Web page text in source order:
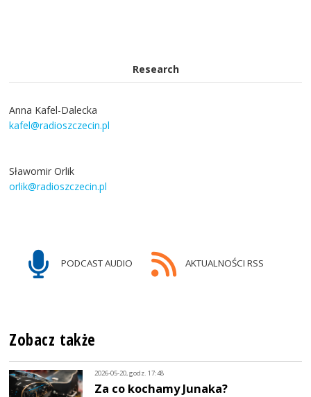
Research
Anna Kafel-Dalecka
kafel@radioszczecin.pl
Sławomir Orlik
orlik@radioszczecin.pl
PODCAST AUDIO AKTUALNOŚCI RSS
Zobacz także
2026-05-20, godz. 17:48
Za co kochamy Junaka?